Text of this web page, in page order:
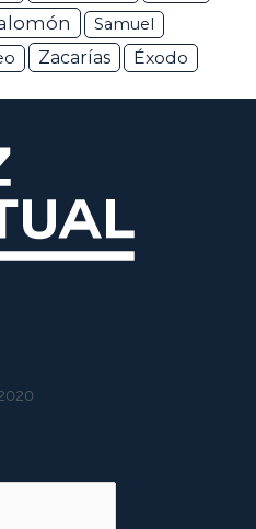
Samuel
Zacarías Éxodo